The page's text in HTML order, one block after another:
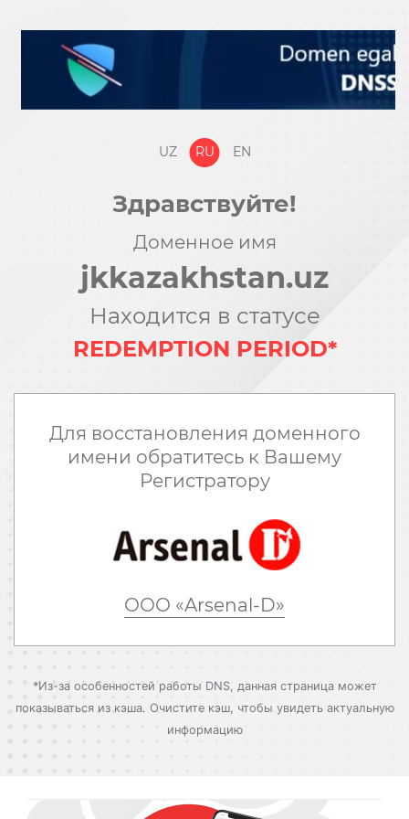
UZ RU EN
Здравствуйте!
Доменное имя
jkkazakhstan.uz
Находится в статусе
REDEMPTION PERIOD*
Для восстановления доменного
имени обратитесь к Вашему
Регистратору
ООО «Arsenal-D»
*Из-за особенностей работы DNS, данная страница может
показываться из кэша. Очистите кэш, чтобы увидеть актуальную
информацию